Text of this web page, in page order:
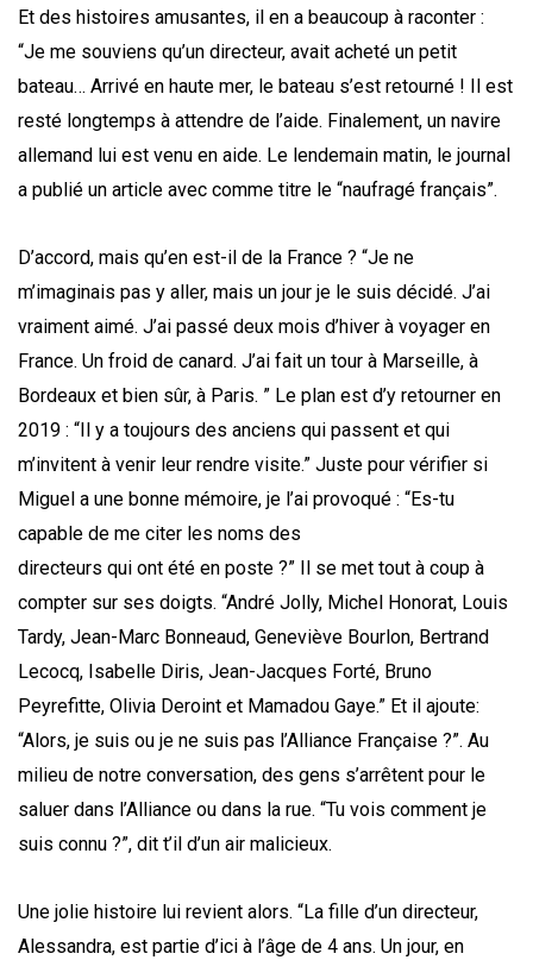
Et des histoires amusantes, il en a beaucoup à raconter :
“Je me souviens qu’un directeur, avait acheté un petit
bateau… Arrivé en haute mer, le bateau s’est retourné ! Il est
resté longtemps à attendre de l’aide. Finalement, un navire
allemand lui est venu en aide. Le lendemain matin, le journal
a publié un article avec comme titre le “naufragé français”.
D’accord, mais qu’en est-il de la France ? “Je ne
m’imaginais pas y aller, mais un jour je le suis décidé. J’ai
vraiment aimé. J’ai passé deux mois d’hiver à voyager en
France. Un froid de canard. J’ai fait un tour à Marseille, à
Bordeaux et bien sûr, à Paris. ” Le plan est d’y retourner en
2019 : “Il y a toujours des anciens qui passent et qui
m’invitent à venir leur rendre visite.” Juste pour vérifier si
Miguel a une bonne mémoire, je l’ai provoqué : “Es-tu
capable de me citer les noms des
directeurs qui ont été en poste ?” Il se met tout à coup à
compter sur ses doigts. “André Jolly, Michel Honorat, Louis
Tardy, Jean-Marc Bonneaud, Geneviève Bourlon, Bertrand
Lecocq, Isabelle Diris, Jean-Jacques Forté, Bruno
Peyrefitte, Olivia Deroint et Mamadou Gaye.” Et il ajoute:
“Alors, je suis ou je ne suis pas l’Alliance Française ?”. Au
milieu de notre conversation, des gens s’arrêtent pour le
saluer dans l’Alliance ou dans la rue. “Tu vois comment je
suis connu ?”, dit t’il d’un air malicieux.
Une jolie histoire lui revient alors. “La fille d’un directeur,
Alessandra, est partie d’ici à l’âge de 4 ans. Un jour, en